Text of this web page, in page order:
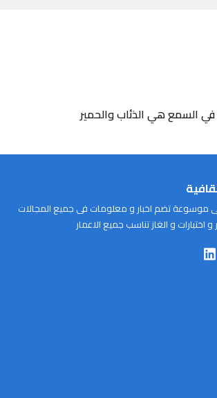
في السمع هي الذئاب والحمير
موسوعة تضم اخبار و معلومات فى جميع المجالات
اختبارات و الغاز تناسب جميع الاعمار